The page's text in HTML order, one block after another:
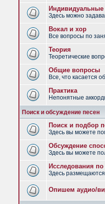
Индивидуальные
Здесь можно
Вокал и хор
Все вопросы по
Теория
Теоретические
Общие вопросы
Все, что касается
Практика
Непонятные
Поиск и обсуждение песен
Поиск и подбор
Здесь вы можете
Обсуждение
Здесь вы можете
Исследования
Здесь размещаются
Опишем аудио/